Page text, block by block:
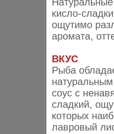
кисло-
ощутимо
аромата,
ВКУС
Рыба
соус с
сладкий,
которых
лавровый